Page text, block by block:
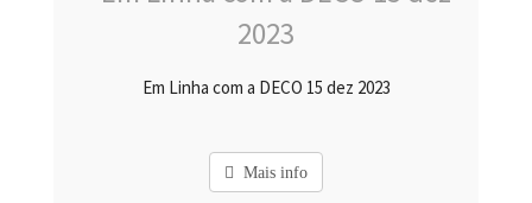
Em Linha com a DECO 15 dez 2023
Mais info